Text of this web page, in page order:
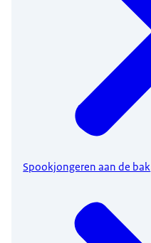
Spookjongeren aan de bak